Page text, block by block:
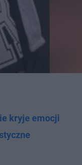
kryje emocji